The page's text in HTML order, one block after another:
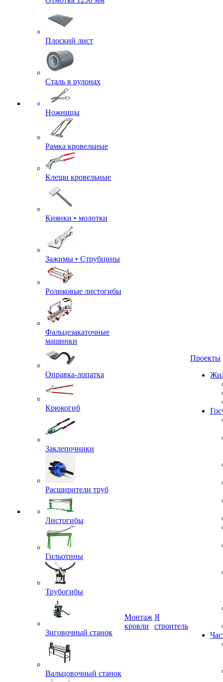
Плоский лист
Сталь в рулонах
Ножницы
Рамка кровельные
Клещи кровельные
Киянки • молотки
Зажимы • Струбцины
Роликовые листогибы
Фальцезакаточные
машинки
Оправка-лопатка
Крюкогиб
Заклепочники
Расширители труб
Листогибы
Гильотины
Трубогибы
Зиговочный станок
Вальцовочный станок
Монтаж
Я